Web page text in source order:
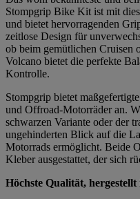
Stompgrip Bike Kit ist mit
und bietet hervorragenden
zeitlose Design für
ob beim gemütlichen Cruisen
Volcano bietet die perfekte
Kontrolle.
Stompgrip bietet
und Offroad-Motorräder an.
schwarzen Variante oder der
ungehinderten Blick auf die
Motorrads ermöglicht. Beide
Kleber ausgestattet, der sich
Höchste Qualität,